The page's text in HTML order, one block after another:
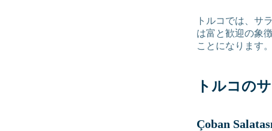
トルコでは、サ
は富と歓迎の象
ことになります
トルコの
Çoban